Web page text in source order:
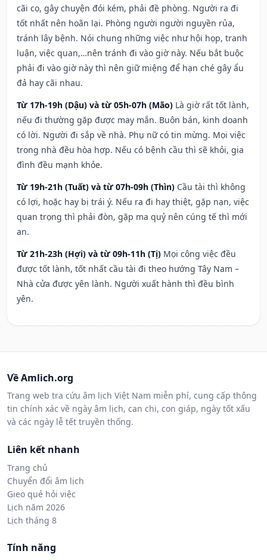
cãi cọ, gây chuyện đói kém, phải đề phòng. Người ra đi
tốt nhất nên hoãn lại. Phòng người người nguyền rủa,
tránh lây bệnh. Nói chung những việc như hội họp, tranh
luận, việc quan,…nên tránh đi vào giờ này. Nếu bắt buộc
phải đi vào giờ này thì nên giữ miệng để hạn ché gây ẩu
đả hay cãi nhau.
Từ 17h-19h (Dậu) và từ 05h-07h (Mão) Là giờ rất tốt lành,
nếu đi thường gặp được may mắn. Buôn bán, kinh doanh
có lời. Người đi sắp về nhà. Phụ nữ có tin mừng. Mọi việc
trong nhà đều hòa hợp. Nếu có bệnh cầu thì sẽ khỏi, gia
đình đều mạnh khỏe.
Từ 19h-21h (Tuất) và từ 07h-09h (Thìn) Cầu tài thì không
có lợi, hoặc hay bị trái ý. Nếu ra đi hay thiệt, gặp nạn, việc
quan trọng thì phải đòn, gặp ma quỷ nên cúng tế thì mới
an.
Từ 21h-23h (Hợi) và từ 09h-11h (Tị) Mọi công việc đều
được tốt lành, tốt nhất cầu tài đi theo hướng Tây Nam –
Nhà cửa được yên lành. Người xuất hành thì đều bình
yên.
Về Amlich.org
Trang web tra cứu âm lịch Việt Nam miễn phí, cung cấp thông
tin chính xác về ngày âm lịch, can chi, con giáp, ngày tốt xấu
và các ngày lễ tết truyền thống.
Liên kết nhanh
Trang chủ
Chuyển đổi âm lịch
Gieo quẻ hỏi việc
Lịch năm 2026
Lịch tháng 8
Tính năng